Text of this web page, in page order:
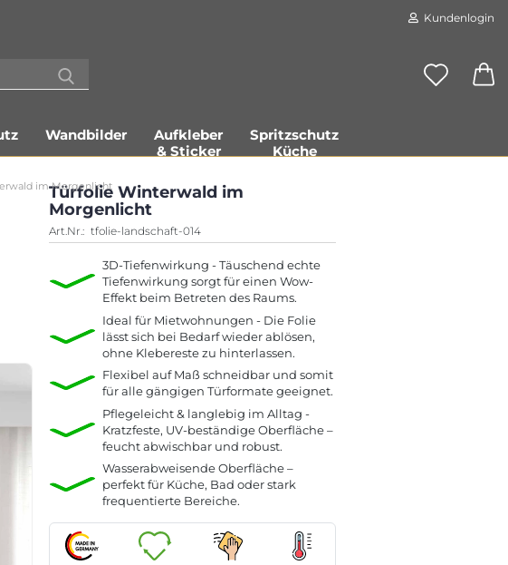
Kundenlogin
Konto erstellen
Passwort vergessen?
Wandbilder
Aufkleber
& Sticker
Spritzschutz
Küche
im Morgenlicht
Türfolie Winterwald im
Morgenlicht
Art.Nr.: tfolie-landschaft-014
3D-Tiefenwirkung - Täuschend echte
Tiefenwirkung sorgt für einen Wow-
Effekt beim Betreten des Raums.
Ideal für Mietwohnungen - Die Folie
lässt sich bei Bedarf wieder ablösen,
ohne Klebereste zu hinterlassen.
Flexibel auf Maß schneidbar und somit
für alle gängigen Türformate geeignet.
Pflegeleicht & langlebig im Alltag -
Kratzfeste, UV-beständige Oberfläche –
feucht abwischbar und robust.
Wasserabweisende Oberfläche –
perfekt für Küche, Bad oder stark
frequentierte Bereiche.